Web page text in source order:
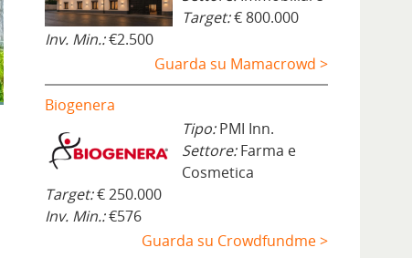
Target:€ 800.000
Inv. Min.:€2.500
Guarda su Mamacrowd >
Biogenera
Tipo:PMI Inn.
Settore:Farma e
Cosmetica
Target:€ 250.000
Inv. Min.:€576
Guarda su Crowdfundme >